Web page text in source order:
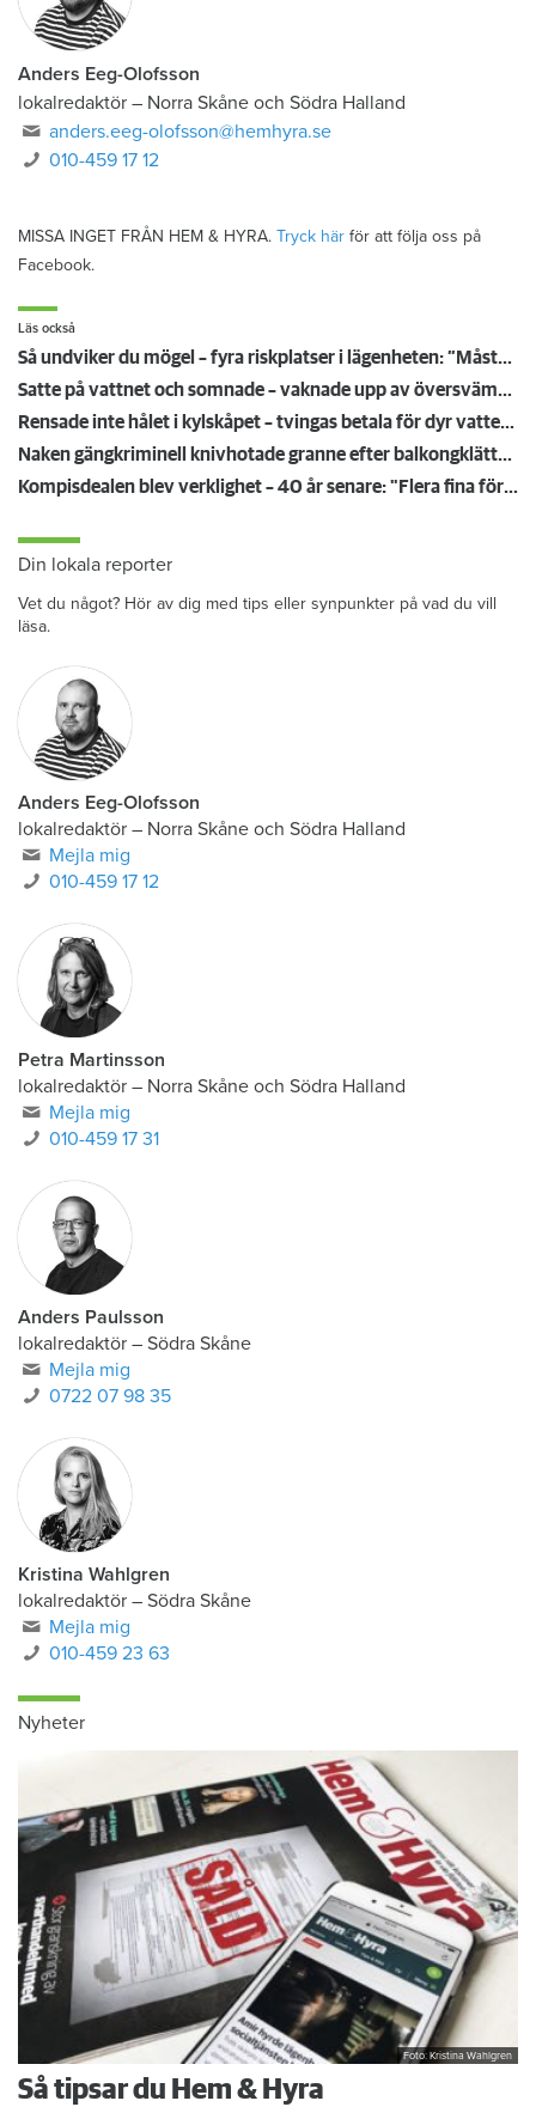
Anders Eeg-Olofsson
lokalredaktör – Norra Skåne och Södra Halland
anders.eeg-olofsson@hemhyra.se
010-459 17 12
MISSA INGET FRÅN HEM & HYRA. Tryck här för att följa oss på
Facebook.
Läs också
Så undviker du mögel – fyra riskplatser i lägenheten: ”Måste städa bort”
Satte på vattnet och somnade – vaknade upp av översvämning hos grannen
Rensade inte hålet i kylskåpet – tvingas betala för dyr vattenskada
Naken gängkriminell knivhotade granne efter balkongklättring
Kompisdealen blev verklighet – 40 år senare: "Flera fina fördelar med att dela bostad"
Din lokala reporter
Vet du något? Hör av dig med tips eller synpunkter på vad du vill
läsa.
Anders Eeg-Olofsson
lokalredaktör – Norra Skåne och Södra Halland
Mejla mig
010-459 17 12
Petra Martinsson
lokalredaktör – Norra Skåne och Södra Halland
Mejla mig
010-459 17 31
Anders Paulsson
lokalredaktör – Södra Skåne
Mejla mig
0722 07 98 35
Kristina Wahlgren
lokalredaktör – Södra Skåne
Mejla mig
010-459 23 63
Nyheter
Foto: Kristina Wahlgren
Så tipsar du Hem & Hyra